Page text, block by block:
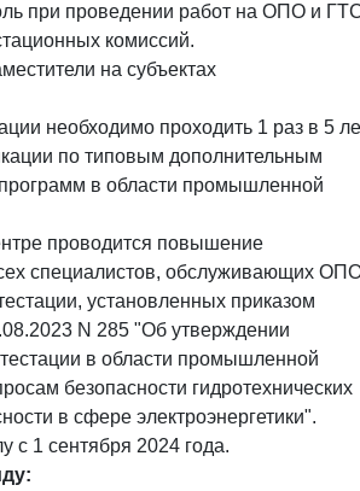
при проведении работ на ОПО и
комиссий.
на субъектах
необходимо проходить 1 раз в 5
по типовым дополнительным
в области промышленной
проводится повышение
специалистов, обслуживающих
установленных приказом
N 285 "Об утверждении
в области промышленной
безопасности гидротехнических
в сфере электроэнергетики".
с 1 сентября 2024 года.